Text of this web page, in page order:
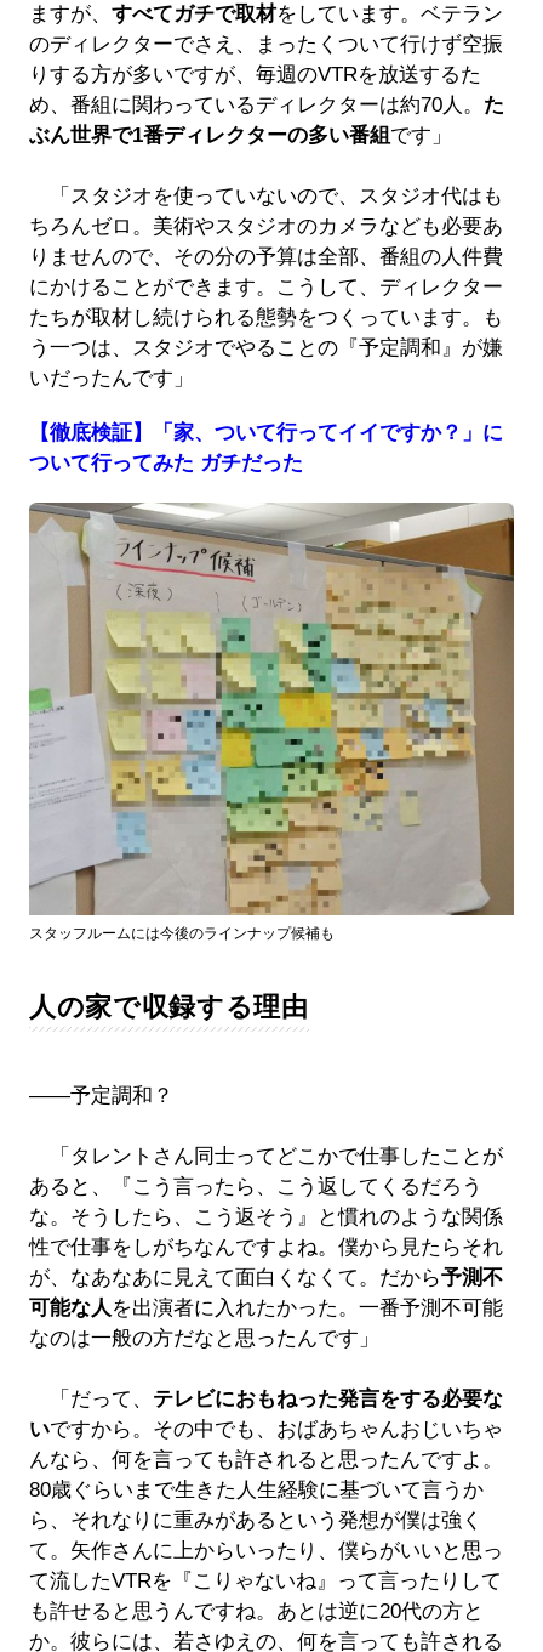
ますが、 すべてガチで取材をしています。ベテラン
のディレクターでさえ、まったくついて行けず空振
りする方が多いですが、毎週のVTRを放送するた
め、番組に関わっているディレクターは約70人。 た
ぶん世界で1番ディレクターの多い番組 です」
「スタジオを使っていないので、スタジオ代はも
ちろんゼロ。美術やスタジオのカメラなども必要あ
りませんので、その分の予算は全部、番組の人件費
にかけることができます。こうして、ディレクター
たちが取材し続けられる態勢をつくっています。も
う一つは、スタジオでやることの『予定調和』が嫌
いだったんです」
【徹底検証】「家、ついて行ってイイですか？」に
ついて行ってみた ガチだった
スタッフルームには今後のラインナップ候補も
人の家で収録する理由
――予定調和？
「タレントさん同士ってどこかで仕事したことが
あると、『こう言ったら、こう返してくるだろう
な。そうしたら、こう返そう』と慣れのような関係
性で仕事をしがちなんですよね。僕から見たらそれ
が、なあなあに見えて面白くなくて。だから予測不
可能な人を出演者に入れたかった。一番予測不可能
なのは一般の方だなと思ったんです」
「だって、 テレビにおもねった発言をする必要な
いですから。その中でも、おばあちゃんおじいちゃ
んなら、何を言っても許されると思ったんですよ。
80歳ぐらいまで生きた人生経験に基づいて言うか
ら、それなりに重みがあるという発想が僕は強く
て。矢作さんに上からいったり、僕らがいいと思っ
て流したVTRを『こりゃないね』って言ったりして
も許せると思うんですね。あとは逆に20代の方と
か。彼らには、若さゆえの、何を言っても許される